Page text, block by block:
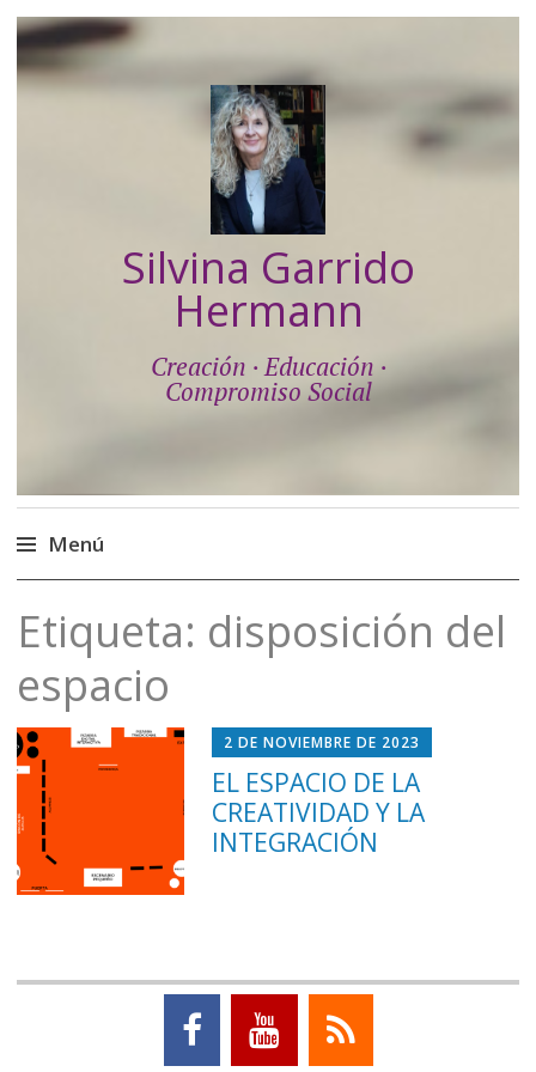
Silvina Garrido
Hermann
Creación · Educación ·
Compromiso Social
Menú
al
contenido
Etiqueta: disposición del
espacio
2 DE NOVIEMBRE DE 2023
EL ESPACIO DE LA
CREATIVIDAD Y LA
INTEGRACIÓN